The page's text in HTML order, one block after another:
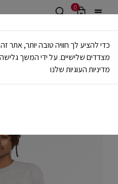
0
משלוח חינם מעל
🔥 20% הנחה על כל הביגוד באתר ובחנויות - לזמן מוגבל
בית גברים בגדים קפוצ'ונים
כדי להציע לך חוויה טובה יותר, אתר
מצדדים שלישיים. על ידי המשך
מדיניות העוגיות שלנו